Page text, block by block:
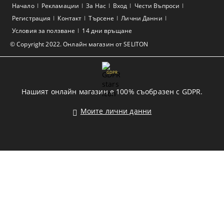
© Copyright 2022. Онлайн магазин от SELITON
Начало Рекламации За Нас Вход
Чести Въпроси
Регистрация
Контакт Търсене
Лични Данни
Условия за ползване
14 дни връщане
GDPR
Нашият онлайн магазин е 100% съобразен с GDPR.
Моите лични данни